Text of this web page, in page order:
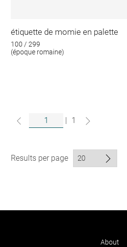
étiquette de momie en palette
100 / 299
(époque romaine)
| 1
Results per page
About